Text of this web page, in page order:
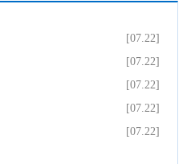
[07.22]
[07.22]
[07.22]
[07.22]
[07.22]